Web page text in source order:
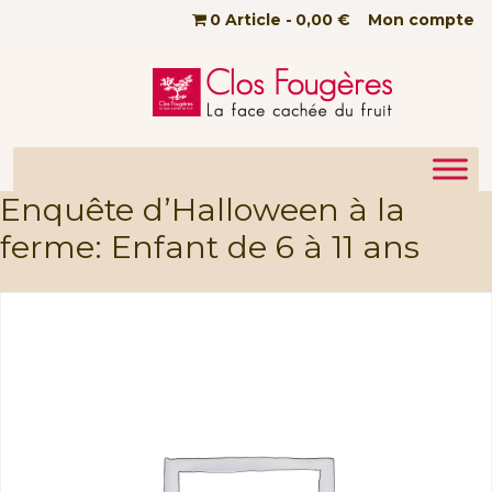
Passer au contenu principal Mon compte
0 Article 0,00 €
Enquête d’Halloween à la
ferme: Enfant de 6 à 11 ans